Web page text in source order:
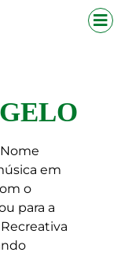
Nome
em
o
para a